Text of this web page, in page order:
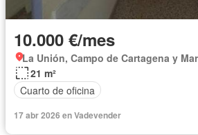
10.000 €/mes
La Unión, Campo de Cartagena y
21 m²
Cuarto de oficina
17 abr 2026 en Vadevender